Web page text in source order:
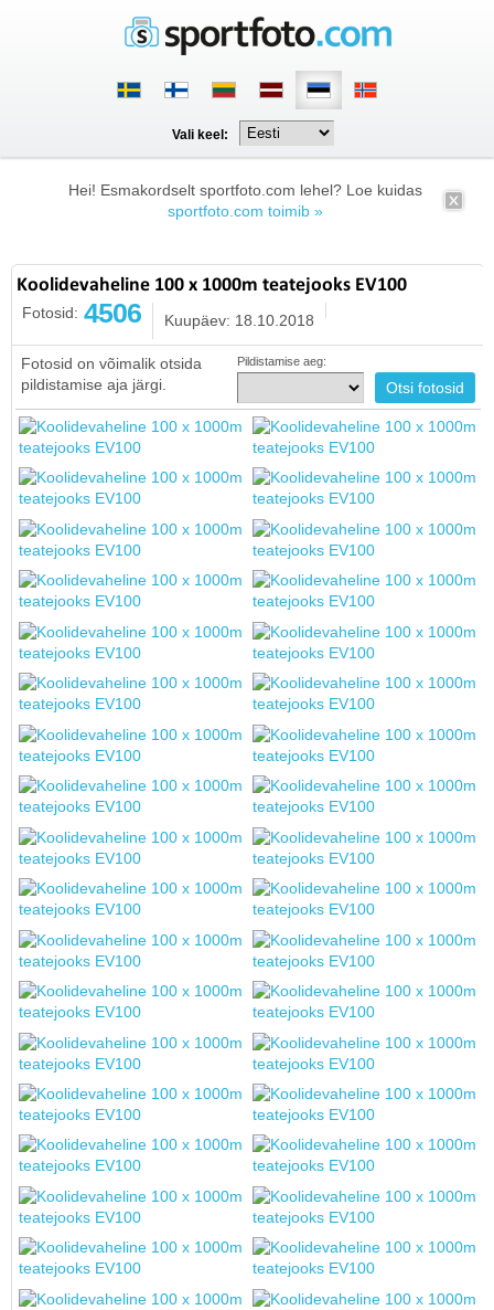
Vali keel:
Hei! Esmakordselt sportfoto.com lehel? Loe kuidas
sportfoto.com toimib »
Koolidevaheline 100 x 1000m teatejooks EV100
Fotosid: 4506 Kuupäev: 18.10.2018
Fotosid on võimalik otsida
pildistamise aja järgi.
Pildistamise aeg: